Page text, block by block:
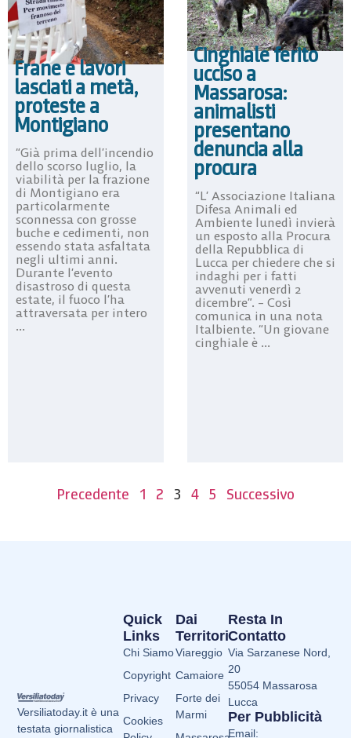
Frane e lavori
lasciati a metà,
proteste a
Montigiano
“Già prima dell’incendio
dello scorso luglio, la
viabilità per la frazione
di Montigiano era
particolarmente
sconnessa con grosse
buche e cedimenti, non
essendo stata asfaltata
negli ultimi anni.
Durante l’evento
disastroso di questa
estate, il fuoco l’ha
attraversata per intero
...
Cinghiale ferito
ucciso a
Massarosa:
animalisti
presentano
denuncia alla
procura
“L’ Associazione Italiana
Difesa Animali ed
Ambiente lunedì invierà
un esposto alla Procura
della Repubblica di
Lucca per chiedere che si
indaghi per i fatti
avvenuti venerdì 2
dicembre”. – Così
comunica in una nota
Italbiente. “Un giovane
cinghiale è ...
Precedente 1 2 3 4 5 Successivo
Versiliatoday.it è una
testata giornalistica
Dai
Territori
Viareggio
Camaiore
Forte dei
Marmi
Quick
Links
Chi Siamo
Copyright
Privacy
Cookies
Resta In
Contatto
Via Sarzanese Nord,
20
55054 Massarosa
Lucca
Per Pubblicità
Email: